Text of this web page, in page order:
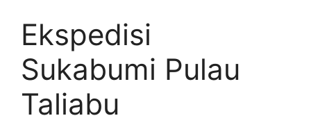
Ekspedisi
Sukabumi Pulau
Taliabu